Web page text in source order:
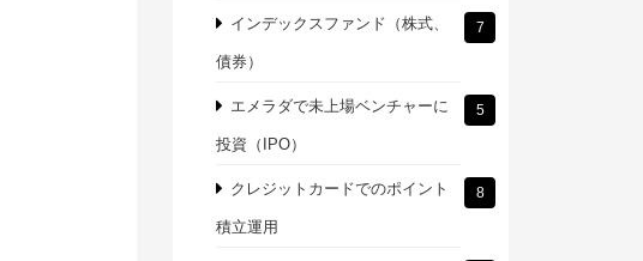
インデックスファンド（株式、
債券）
7
エメラダで未上場ベンチャーに
投資（IPO）
5
クレジットカードでのポイント
積立運用
8